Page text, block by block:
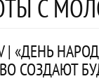
С
| «ДЕНЬ
СОЗДАЮТ